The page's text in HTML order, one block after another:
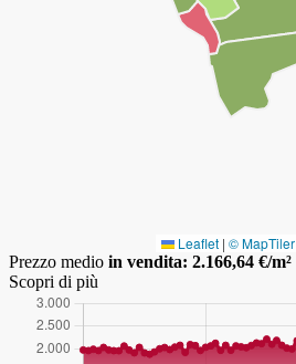
Leaflet | © MapTiler
Prezzo medio in vendita: 2.166,64 €/m²
Scopri di più